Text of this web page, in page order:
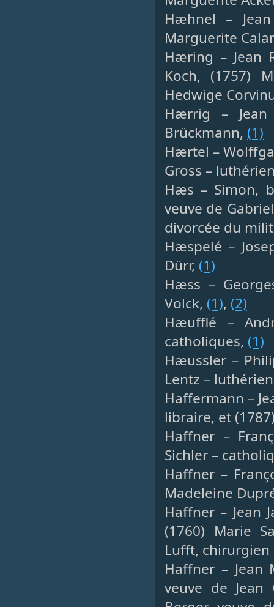
Hæhnel –
Marguerite
Hæring – Jean
Koch, (1757)
Hedwige
Hærrig – Jean
Brückmann, (1)
Hærtel –
Gross –
Hæs – Simon,
veuve de
divorcée du
Hæspelé –
Dürr, (1)
Hæss –
Volck, (1), (2)
Hæufflé –
catholiques, (1)
Hæussler –
Lentz –
Haffermann –
libraire, et
Haffner –
Sichler –
Haffner –
Madeleine
Haffner – Jean
(1760) Marie
Lufft,
Haffner – Jean
veuve de Jean